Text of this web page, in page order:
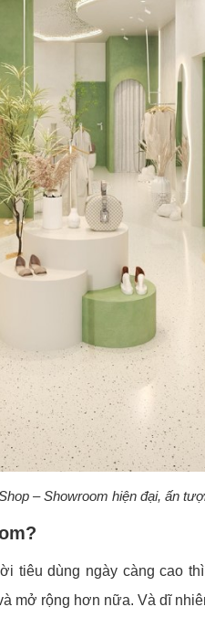
– Showroom hiện đại, ấn
tiêu dùng ngày càng cao
mở rộng hơn nữa. Và dĩ